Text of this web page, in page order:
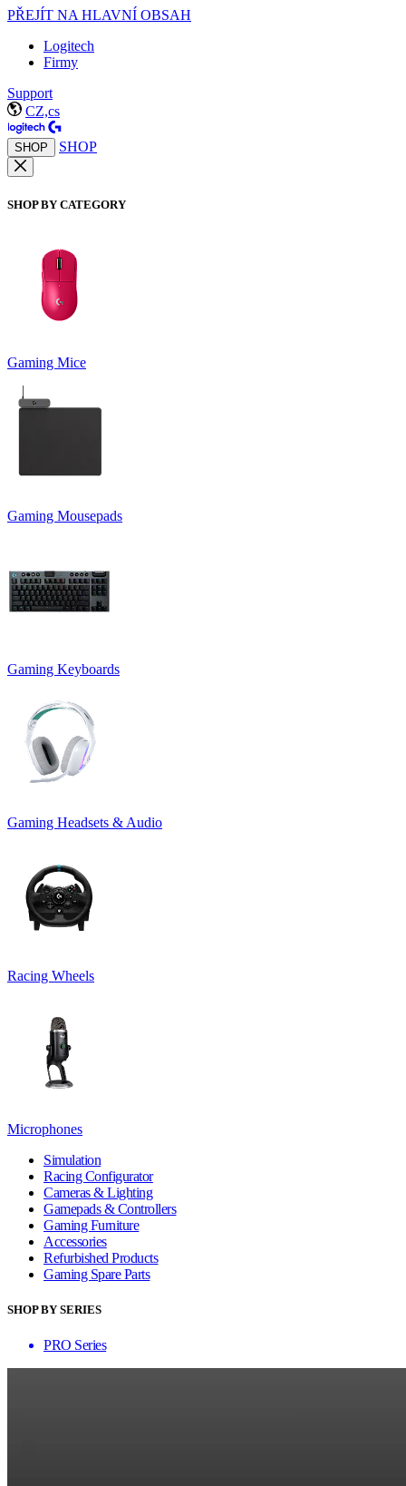
PŘEJÍT NA HLAVNÍ OBSAH
Logitech
Firmy
Support
CZ,cs
SHOP SHOP
SHOP BY CATEGORY
Gaming Mice
Gaming Mousepads
Gaming Keyboards
Gaming Headsets & Audio
Racing Wheels
Microphones
Simulation
Racing Configurator
Cameras & Lighting
Gamepads & Controllers
Gaming Furniture
Accessories
Refurbished Products
Gaming Spare Parts
SHOP BY SERIES
PRO Series